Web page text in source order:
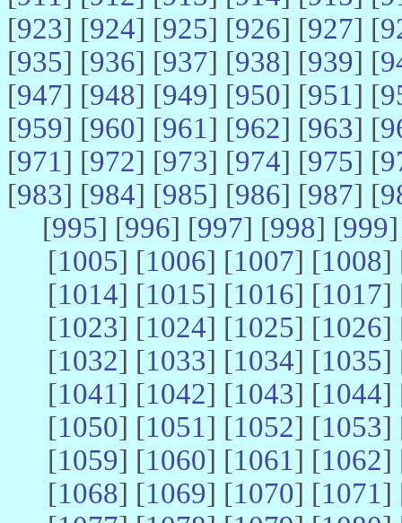
[923] [924] [925] [926] [927] [
[935] [936] [937] [938] [939] [
[947] [948] [949] [950] [951] [
[959] [960] [961] [962] [963] [
[971] [972] [973] [974] [975] [
[983] [984] [985] [986] [987] [
[995] [996] [997] [998] [999
[1005] [1006] [1007] [1008]
[1014] [1015] [1016] [1017]
[1023] [1024] [1025] [1026]
[1032] [1033] [1034] [1035]
[1041] [1042] [1043] [1044]
[1050] [1051] [1052] [1053]
[1059] [1060] [1061] [1062]
[1068] [1069] [1070] [1071]